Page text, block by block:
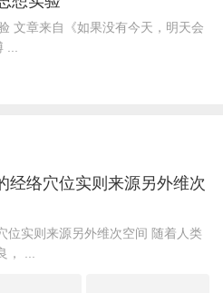
文章来自《如果没有今天，明天会
经络穴位实则来源另外维次
位实则来源另外维次空间 随着人类
...